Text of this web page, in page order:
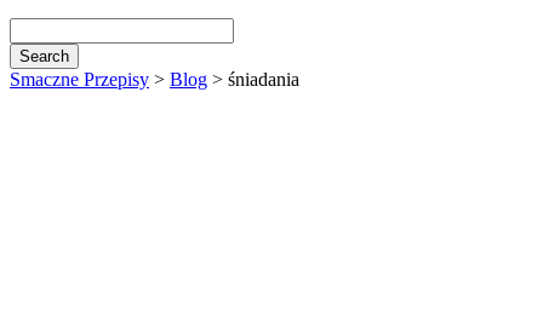
Smaczne Przepisy > Blog > śniadania